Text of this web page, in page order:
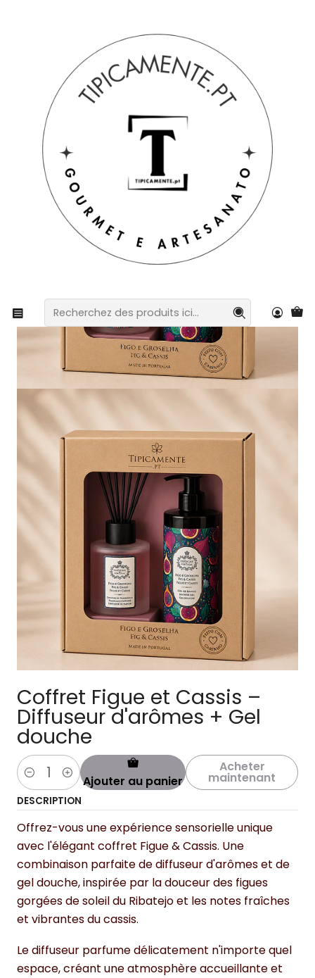
Suggestions de cadeaux
Suggestions de cadeaux
Coffret Figue et Cassis – Diffuseur d'arômes + Gel
Coffret Figue et Cassis –
Diffuseur d'arômes + Gel
douche
Quantité Ajouter au panier
Acheter
maintenant
DESCRIPTION
Offrez-vous une expérience sensorielle unique
avec l'élégant coffret Figue & Cassis. Une
combinaison parfaite de diffuseur d'arômes et de
gel douche, inspirée par la douceur des figues
gorgées de soleil du Ribatejo et les notes fraîches
et vibrantes du cassis.
Le diffuseur parfume délicatement n'importe quel
espace, créant une atmosphère accueillante et